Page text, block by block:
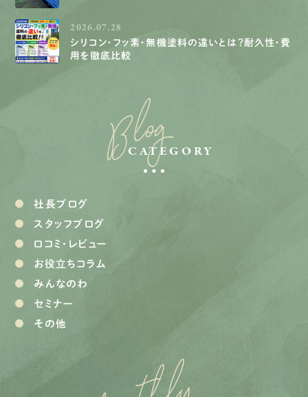
2026.07.28
シリコン・フッ素・無機塗料の違いとは？耐久性・費
用を徹底比較
Blog
CATEGORY
社長ブログ
スタッフブログ
口コミ・レビュー
お役立ちコラム
みんなのわ
セミナー
その他